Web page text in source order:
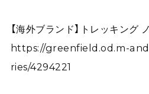
【海外ブランド】トレッキング
https://greenfield.od.m-
ries/4294221